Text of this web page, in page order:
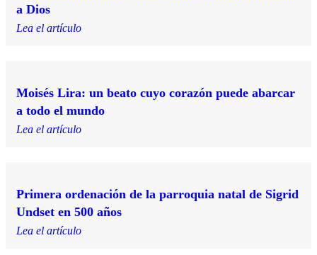
a Dios
Lea el artículo
Moisés Lira: un beato cuyo corazón puede abarcar
a todo el mundo
Lea el artículo
Primera ordenación de la parroquia natal de Sigrid
Undset en 500 años
Lea el artículo